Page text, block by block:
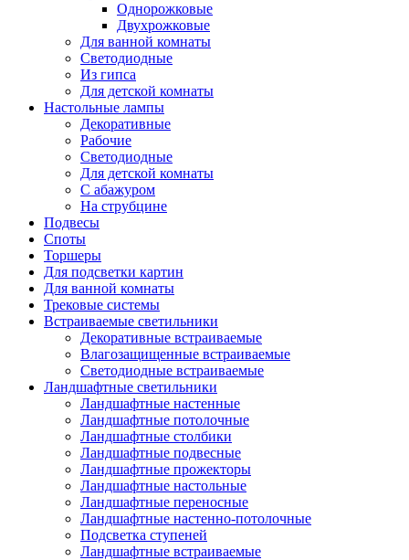
Однорожковые
Двухрожковые
Для ванной комнаты
Светодиодные
Из гипса
Для детской комнаты
Настольные лампы
Декоративные
Рабочие
Светодиодные
Для детской комнаты
С абажуром
На струбцине
Подвесы
Споты
Торшеры
Для подсветки картин
Для ванной комнаты
Трековые системы
Встраиваемые светильники
Декоративные встраиваемые
Влагозащищенные встраиваемые
Светодиодные встраиваемые
Ландшафтные светильники
Ландшафтные настенные
Ландшафтные потолочные
Ландшафтные столбики
Ландшафтные подвесные
Ландшафтные прожекторы
Ландшафтные настольные
Ландшафтные переносные
Ландшафтные настенно-потолочные
Подсветка ступеней
Ландшафтные встраиваемые